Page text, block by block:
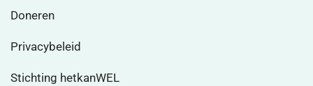
Doneren
Privacybeleid
Stichting hetkanWEL